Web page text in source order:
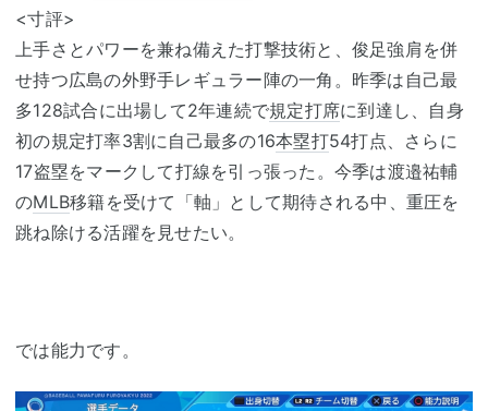
<寸評>
上手さとパワーを兼ね備えた打撃技術と、俊足強肩を併
せ持つ広島の外野手レギュラー陣の一角。昨季は自己最
多128試合に出場して2年連続で規定打席に到達し、自身
初の規定打率3割に自己最多の16本塁打54打点、さらに
17盗塁をマークして打線を引っ張った。今季は渡邉祐輔
のMLB移籍を受けて「軸」として期待される中、重圧を
跳ね除ける活躍を見せたい。
では能力です。